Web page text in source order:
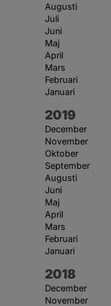
Augusti
Juli
Juni
Maj
April
Mars
Februari
Januari
År:
2019
December
November
Oktober
September
Augusti
Juni
Maj
April
Mars
Februari
Januari
År:
2018
December
November